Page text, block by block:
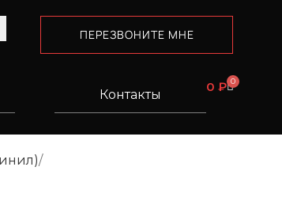
ПЕРЕЗВОНИТЕ МНЕ
Контакты
0 ₽ 0